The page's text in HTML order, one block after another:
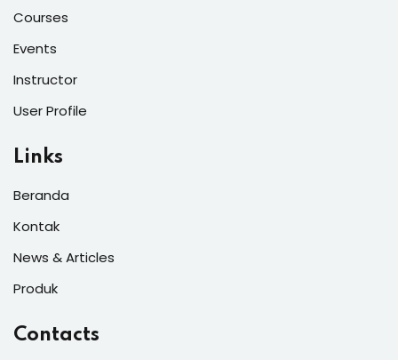
Courses
Events
Instructor
User Profile
Links
Beranda
Kontak
News & Articles
Produk
Contacts